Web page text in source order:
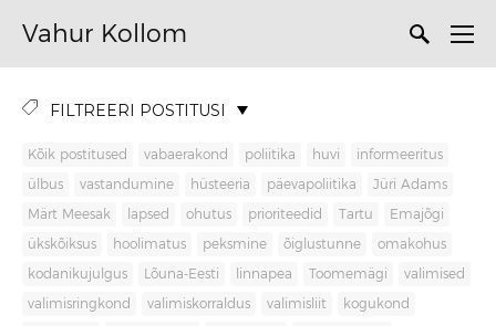
Vahur Kollom
FILTREERI POSTITUSI
Kõik postitused vabaerakond poliitika huvi informeeritus
ülbus vastandumine hüsteeria päevapoliitika Jüri Adams
Märt Meesak lapsed ohutus prioriteedid Tartu Emajõgi
ükskõiksus hoolimatus peksmine õiglustunne omakohus
kodanikujulgus Lõuna-Eesti linnapea Toomemägi valimised
valimisringkond valimiskorraldus valimisliit kogukond